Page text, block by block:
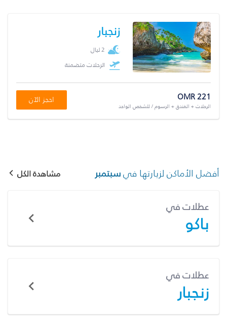
زنجبار
2 ليال
الرحلات متضمنة
OMR 221
الرحلات + الفندق + الرسوم / للشخص الواحد
احجز الآن
أفضل الأماكن لزيارتها فيسبتمبر مشاهدة الكل
عطلات في
باكو
عطلات في
زنجبار